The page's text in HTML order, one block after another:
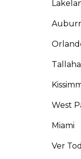
West
Miami
Ver